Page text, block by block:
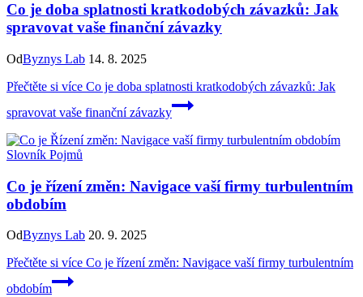
Co je doba splatnosti kratkodobých závazků: Jak
spravovat vaše finanční závazky
OdByznys Lab 14. 8. 2025
Přečtěte si více Co je doba splatnosti kratkodobých závazků: Jak
spravovat vaše finanční závazky
Slovník Pojmů
Co je řízení změn: Navigace vaší firmy turbulentním
obdobím
OdByznys Lab 20. 9. 2025
Přečtěte si více Co je řízení změn: Navigace vaší firmy turbulentním
obdobím